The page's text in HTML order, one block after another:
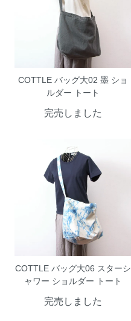
COTTLE バッグ大02 墨 ショ
ルダー トート
完売しました
COTTLE バッグ大06 スターシ
ャワー ショルダー トート
完売しました